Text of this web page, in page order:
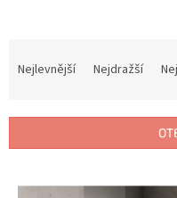
í
Nejlevnější Nejdražší